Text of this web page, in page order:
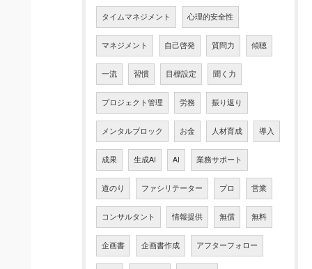
タイムマネジメント 心理的安全性
マネジメント 自己啓発 質問力 傾聴
一流 習慣 目標設定 聞く力
プロジェクト管理 労務 振り返り
メンタルブロック お金 人材育成 導入
成果 生成AI AI 業務サポート
道のり ファシリテーター プロ 営業
コンサルタント 情報提供 無償 無料
企画書 企画書作成 アフターフォロー